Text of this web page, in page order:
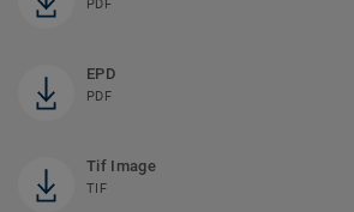
PDF
EPD
PDF
Tif Image
TIF